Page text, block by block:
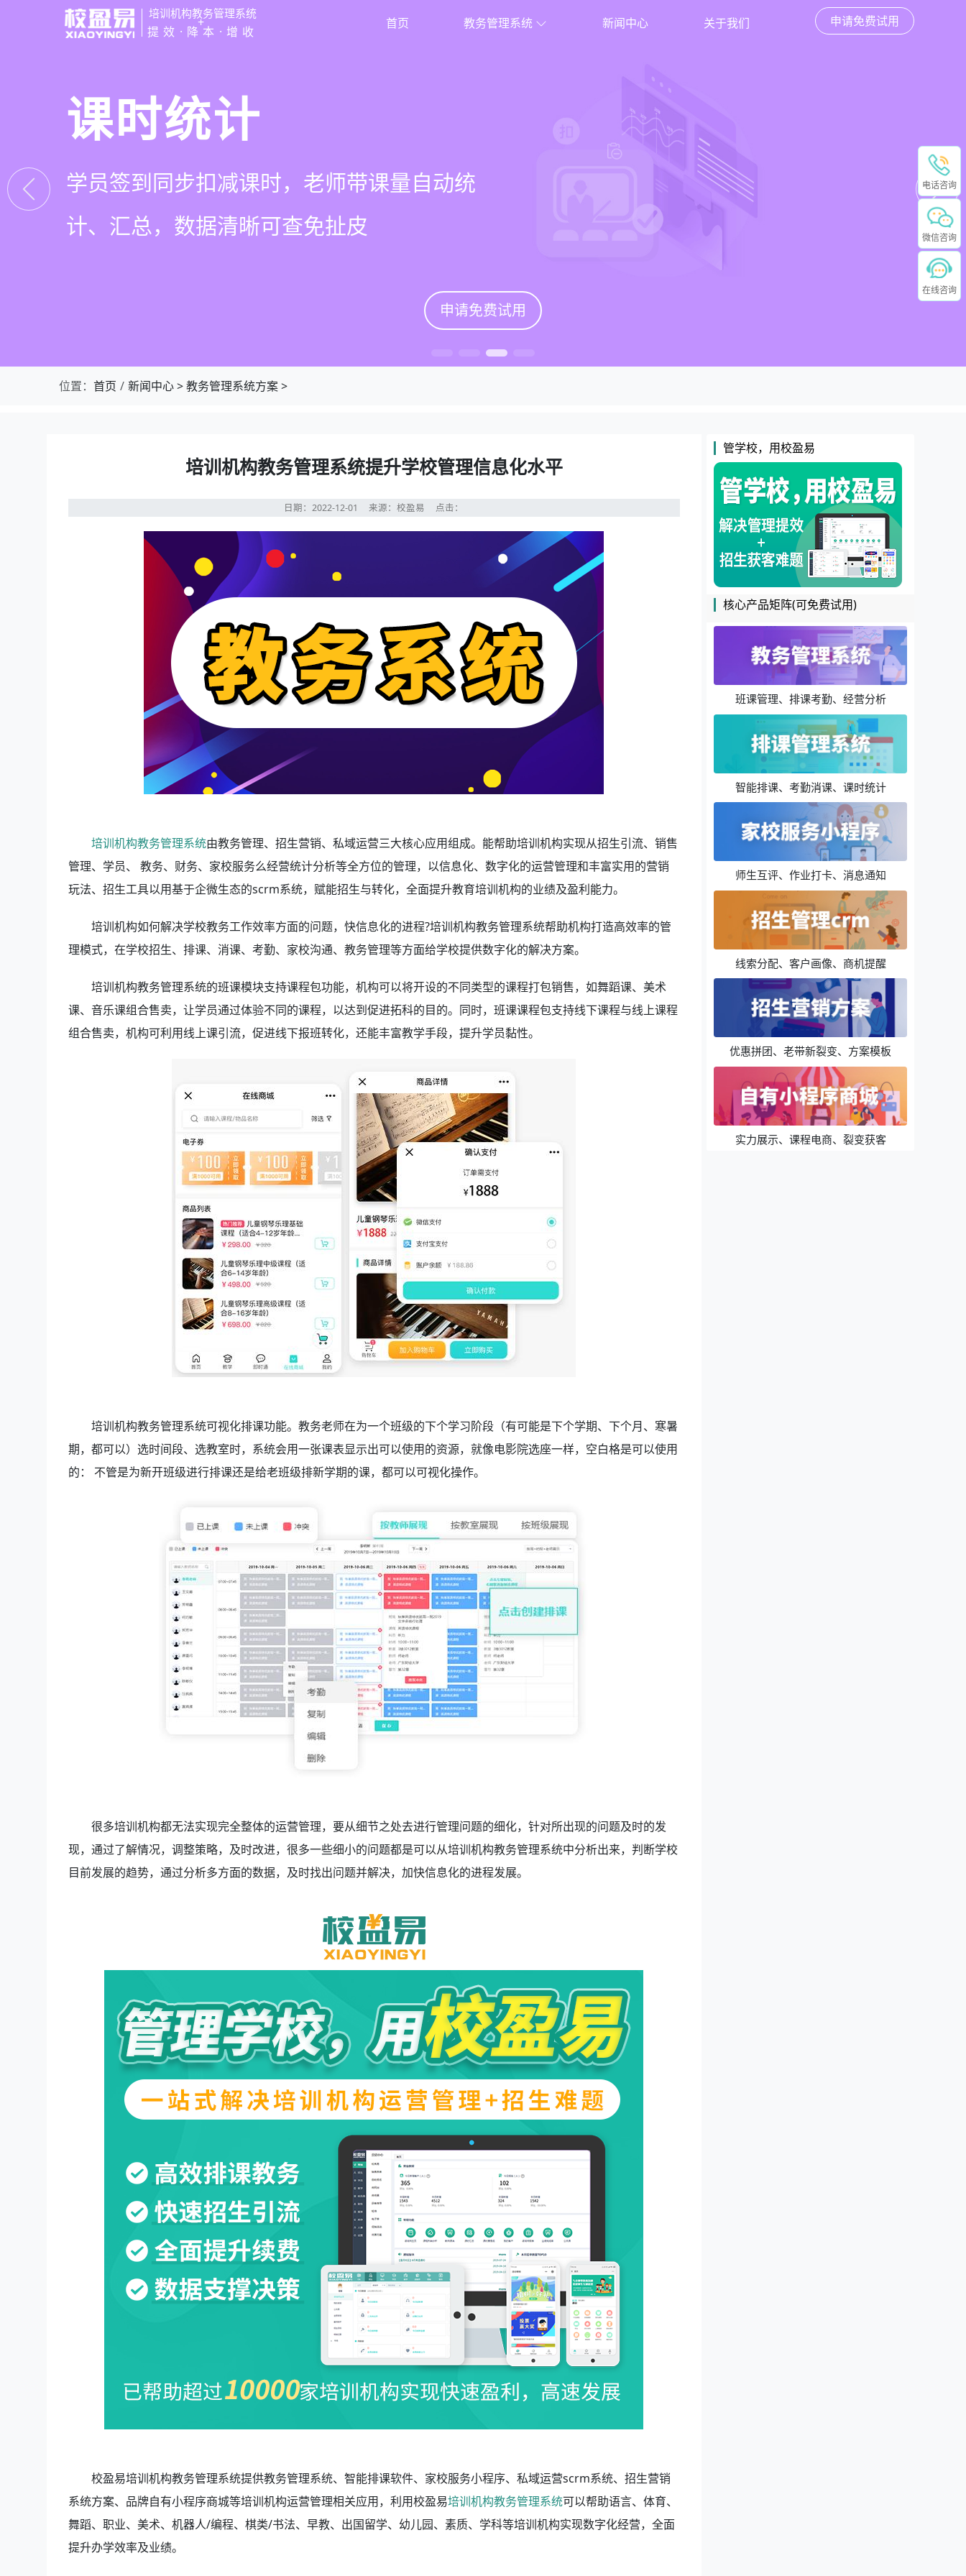
培训机构教务管理系统
+
提效·降本·增收
首页 教务管理系统 新闻中心 关于我们 申请免费试用
管学校，用校盈易
培训机构教务管理系统
有效提升运营管理效率45%
申请免费试用
智能排课
可视化排课，智能冲突异常检测提醒，课表
自动生成，一健导出，准确高效
申请免费试用
课时统计
学员签到同步扣减课时，老师带课量自动统
计、汇总，数据清晰可查免扯皮
申请免费试用
家校互动
一部手机链接教师、学员、家长，沟通互动
零距离，服务贴心铸口碑促续费
申请免费试用
位置： 首页 新闻中心>教务管理系统方案>
培训机构教务管理系统提升学校管理信息化水平
日期：2022-12-01来源：校盈易 点击：
培训机构教务管理系统由教务管理、招生营销、私域运营三大核心应用组成。能帮助培训机构实现从招生引流、销售
管理、学员、 教务、财务、家校服务么经营统计分析等全方位的管理，以信息化、数字化的运营管理和丰富实用的营销
玩法、招生工具以用基于企微生态的scrm系统，赋能招生与转化，全面提升教育培训机构的业绩及盈利能力。
培训机构如何解决学校教务工作效率方面的问题，快信息化的进程?培训机构教务管理系统帮助机构打造高效率的管
理模式，在学校招生、排课、消课、考勤、家校沟通、教务管理等方面给学校提供数字化的解决方案。
培训机构教务管理系统的班课模块支持课程包功能，机构可以将开设的不同类型的课程打包销售，如舞蹈课、美术
课、音乐课组合售卖，让学员通过体验不同的课程，以达到促进拓科的目的。同时，班课课程包支持线下课程与线上课程
组合售卖，机构可利用线上课引流，促进线下报班转化，还能丰富教学手段，提升学员黏性。
培训机构教务管理系统可视化排课功能。教务老师在为一个班级的下个学习阶段（有可能是下个学期、下个月、寒暑
期，都可以）选时间段、选教室时，系统会用一张课表显示出可以使用的资源，就像电影院选座一样，空白格是可以使用
的： 不管是为新开班级进行排课还是给老班级排新学期的课，都可以可视化操作。
很多培训机构都无法实现完全整体的运营管理，要从细节之处去进行管理问题的细化，针对所出现的问题及时的发
现，通过了解情况，调整策略，及时改进，很多一些细小的问题都是可以从培训机构教务管理系统中分析出来，判断学校
目前发展的趋势，通过分析多方面的数据，及时找出问题并解决，加快信息化的进程发展。
校盈易培训机构教务管理系统提供教务管理系统、智能排课软件、家校服务小程序、私域运营scrm系统、招生营销
系统方案、品牌自有小程序商城等培训机构运营管理相关应用，利用校盈易培训机构教务管理系统可以帮助语言、体育、
舞蹈、职业、美术、机器人/编程、棋类/书法、早教、出国留学、幼儿园、素质、学科等培训机构实现数字化经营，全面
提升办学效率及业绩。
管学校，用校盈易
核心产品矩阵(可免费试用)
班课管理、排课考勤、经营分析
智能排课、考勤消课、课时统计
师生互评、作业打卡、消息通知
线索分配、客户画像、商机提醒
优惠拼团、老带新裂变、方案模板
实力展示、课程电商、裂变获客
电话咨询
微信咨询
在线咨询